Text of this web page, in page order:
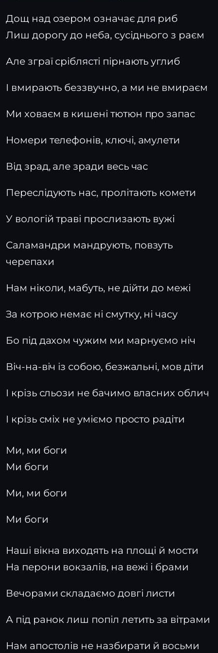
Дощ над озером означає для риб
Лиш дорогу до неба, сусіднього з раєм
Але зграї сріблясті пірнають углиб
І вмирають беззвучно, а ми не вмираєм
Ми ховаєм в кишені тютюн про запас
Номери телефонів, ключі, амулети
Від зрад, але зради весь час
Переслідують нас, пролітають комети
У вологій траві прослизають вужі
Саламандри мандрують, повзуть
черепахи
Нам ніколи, мабуть, не дійти до межі
За котрою немає ні смутку, ні часу
Бо під дахом чужим ми марнуємо ніч
Віч-на-віч iз собою, безжальні, мов діти
І крізь сльози не бачимо власних облич
І крізь сміх не уміємо просто радіти
Ми, ми боги
Ми боги
Ми, ми боги
Ми боги
Наші вікна виходять на площі й мости
На перони вокзалів, на вежі і брами
Вечорами складаємо довгі листи
А під ранок лиш попіл летить за вітрами
Нам апостолів не назбирати й восьми